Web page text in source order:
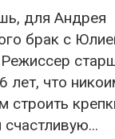
для Андрея
брак с
лет, что
строить